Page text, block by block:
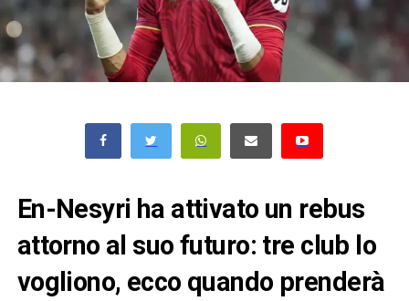
En-Nesyri ha attivato un rebus
attorno al suo futuro: tre club lo
vogliono, ecco quando prenderà